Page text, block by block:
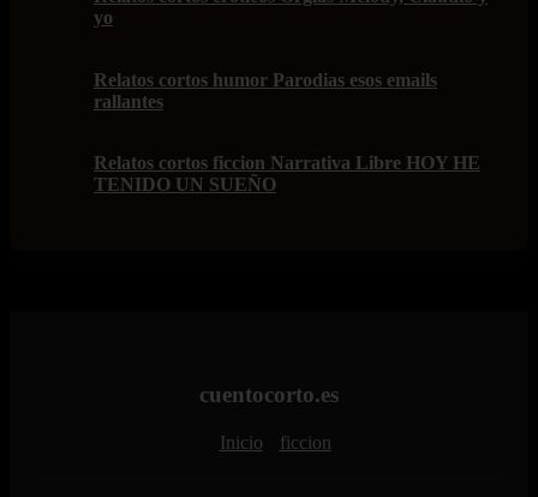
yo
Relatos cortos humor Parodias esos emails
rallantes
Relatos cortos ficcion Narrativa Libre HOY HE
TENIDO UN SUEÑO
cuentocorto.es
Inicio ficcion